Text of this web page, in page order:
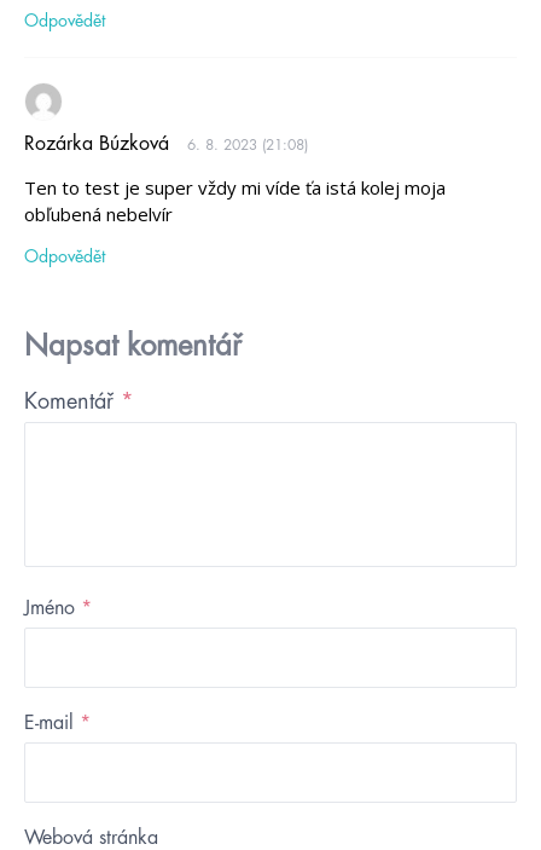
Odpovědět
Rozárka Búzková 6. 8. 2023 (21:08)
Ten to test je super vždy mi víde ťa istá kolej moja
obľubená nebelvír
Odpovědět
Napsat komentář
Komentář *
Jméno *
E-mail *
Webová stránka